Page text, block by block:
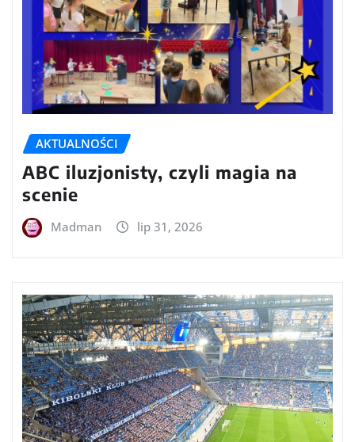
AKTUALNOŚCI
ABC iluzjonisty, czyli magia na
scenie
Madman lip 31, 2026